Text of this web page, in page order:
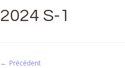
2024 S-1
← Précédent